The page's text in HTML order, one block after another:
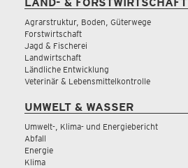
Agrarstruktur, Boden, Güterwege
Forstwirtschaft
Jagd & Fischerei
Landwirtschaft
Ländliche Entwicklung
Veterinär & Lebensmittelkontrolle
UMWELT & WASSER
Umwelt-, Klima- und Energiebericht
Abfall
Energie
Klima